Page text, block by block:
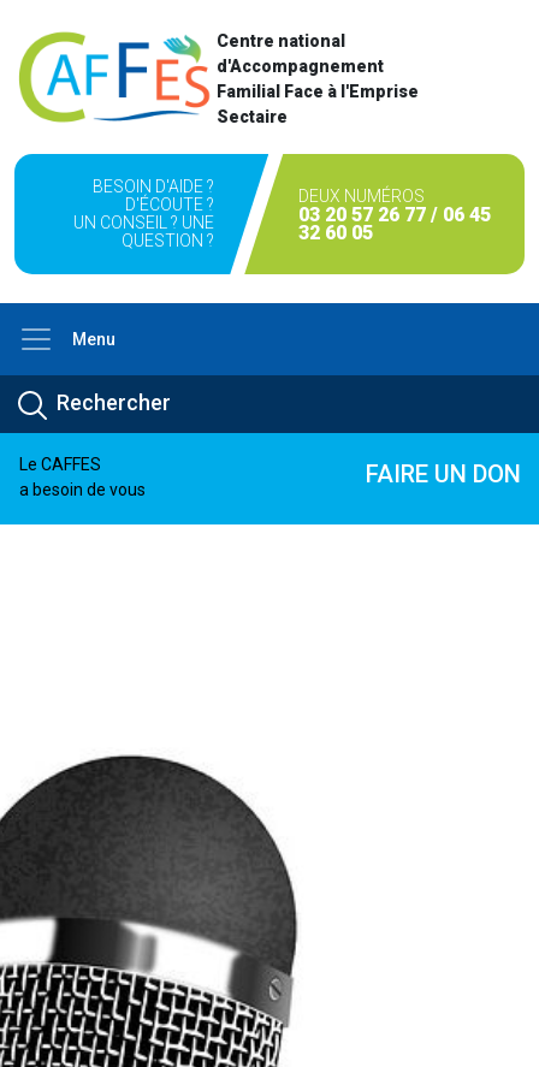
Centre national
d'Accompagnement
Familial Face à l'Emprise
Sectaire
BESOIN D'AIDE ?
D'ÉCOUTE ?
UN CONSEIL ? UNE
QUESTION ?
DEUX NUMÉROS
03 20 57 26 77 / 06 45
32 60 05
Menu
Le CAFFES
a besoin de vous
FAIRE UN DON